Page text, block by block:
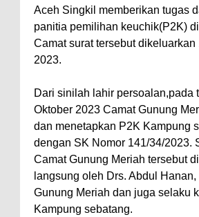
Aceh Singkil memberikan tugas
panitia pemilihan keuchik(P2K)
Camat surat tersebut dikeluarkan
2023.
Dari sinilah lahir persoalan,pada
Oktober 2023 Camat Gunung
dan menetapkan P2K Kampung
dengan SK Nomor 141/34/2023.
Camat Gunung Meriah tersebut
langsung oleh Drs. Abdul
Gunung Meriah dan juga selaku
Kampung sebatang.